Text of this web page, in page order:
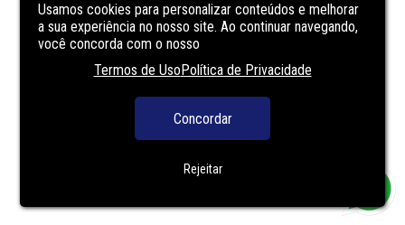
Usamos cookies para personalizar conteúdos e melhorar
a sua experiência no nosso site. Ao continuar navegando,
você concorda com o nosso
Termos de UsoPolítica de Privacidade
Concordar
Rejeitar